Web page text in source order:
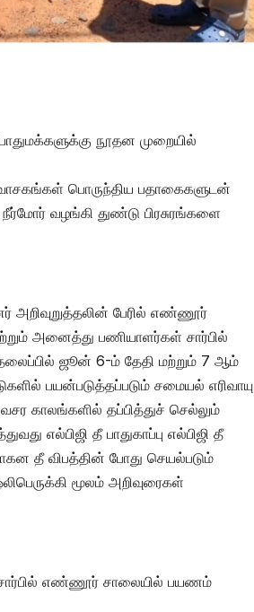
நூதன முறையில்
பொருந்திய பதாகைகளுடன்
வழங்கி துண்டு பிரசுரங்களை
அறிவுறுத்தலின் பேரில் எண்ணூர்
அனைத்து பணியாளர்கள் சார்பில்
ஜூன் 6-ம் தேதி மற்றும் 7 ஆம்
பயன்படுத்தப்படும் சமையல் எரிவாயு
காலங்களில் தப்பித்துச் செல்லும்
எல்பிஜி தீ பாதுகாப்பு எல்பிஜி தீ
தீ விபத்தின் போது செயல்படும்
மூலம் அறிவுரைகள்
எண்ணூர் சாலையில் பயணம்